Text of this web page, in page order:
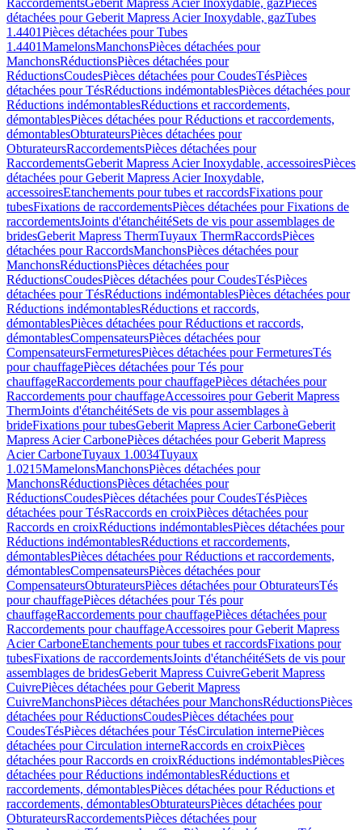
RaccordementsGeberit Mapress Acier Inoxydable, gazPièces
détachées pour Geberit Mapress Acier Inoxydable, gazTubes
1.4401Pièces détachées pour Tubes
1.4401MamelonsManchonsPièces détachées pour
ManchonsRéductionsPièces détachées pour
RéductionsCoudesPièces détachées pour CoudesTésPièces
détachées pour TésRéductions indémontablesPièces détachées pour
Réductions indémontablesRéductions et raccordements,
démontablesPièces détachées pour Réductions et raccordements,
démontablesObturateursPièces détachées pour
ObturateursRaccordementsPièces détachées pour
RaccordementsGeberit Mapress Acier Inoxydable, accessoiresPièces
détachées pour Geberit Mapress Acier Inoxydable,
accessoiresEtanchements pour tubes et raccordsFixations pour
tubesFixations de raccordementsPièces détachées pour Fixations de
raccordementsJoints d'étanchéitéSets de vis pour assemblages de
bridesGeberit Mapress ThermTuyaux ThermRaccordsPièces
détachées pour RaccordsManchonsPièces détachées pour
ManchonsRéductionsPièces détachées pour
RéductionsCoudesPièces détachées pour CoudesTésPièces
détachées pour TésRéductions indémontablesPièces détachées pour
Réductions indémontablesRéductions et raccords,
démontablesPièces détachées pour Réductions et raccords,
démontablesCompensateursPièces détachées pour
CompensateursFermeturesPièces détachées pour FermeturesTés
pour chauffagePièces détachées pour Tés pour
chauffageRaccordements pour chauffagePièces détachées pour
Raccordements pour chauffageAccessoires pour Geberit Mapress
ThermJoints d'étanchéitéSets de vis pour assemblages à
brideFixations pour tubesGeberit Mapress Acier CarboneGeberit
Mapress Acier CarbonePièces détachées pour Geberit Mapress
Acier CarboneTuyaux 1.0034Tuyaux
1.0215MamelonsManchonsPièces détachées pour
ManchonsRéductionsPièces détachées pour
RéductionsCoudesPièces détachées pour CoudesTésPièces
détachées pour TésRaccords en croixPièces détachées pour
Raccords en croixRéductions indémontablesPièces détachées pour
Réductions indémontablesRéductions et raccordements,
démontablesPièces détachées pour Réductions et raccordements,
démontablesCompensateursPièces détachées pour
CompensateursObturateursPièces détachées pour ObturateursTés
pour chauffagePièces détachées pour Tés pour
chauffageRaccordements pour chauffagePièces détachées pour
Raccordements pour chauffageAccessoires pour Geberit Mapress
Acier CarboneEtanchements pour tubes et raccordsFixations pour
tubesFixations de raccordementsJoints d'étanchéitéSets de vis pour
assemblages de bridesGeberit Mapress CuivreGeberit Mapress
CuivrePièces détachées pour Geberit Mapress
CuivreManchonsPièces détachées pour ManchonsRéductionsPièces
détachées pour RéductionsCoudesPièces détachées pour
CoudesTésPièces détachées pour TésCirculation internePièces
détachées pour Circulation interneRaccords en croixPièces
détachées pour Raccords en croixRéductions indémontablesPièces
détachées pour Réductions indémontablesRéductions et
raccordements, démontablesPièces détachées pour Réductions et
raccordements, démontablesObturateursPièces détachées pour
ObturateursRaccordementsPièces détachées pour